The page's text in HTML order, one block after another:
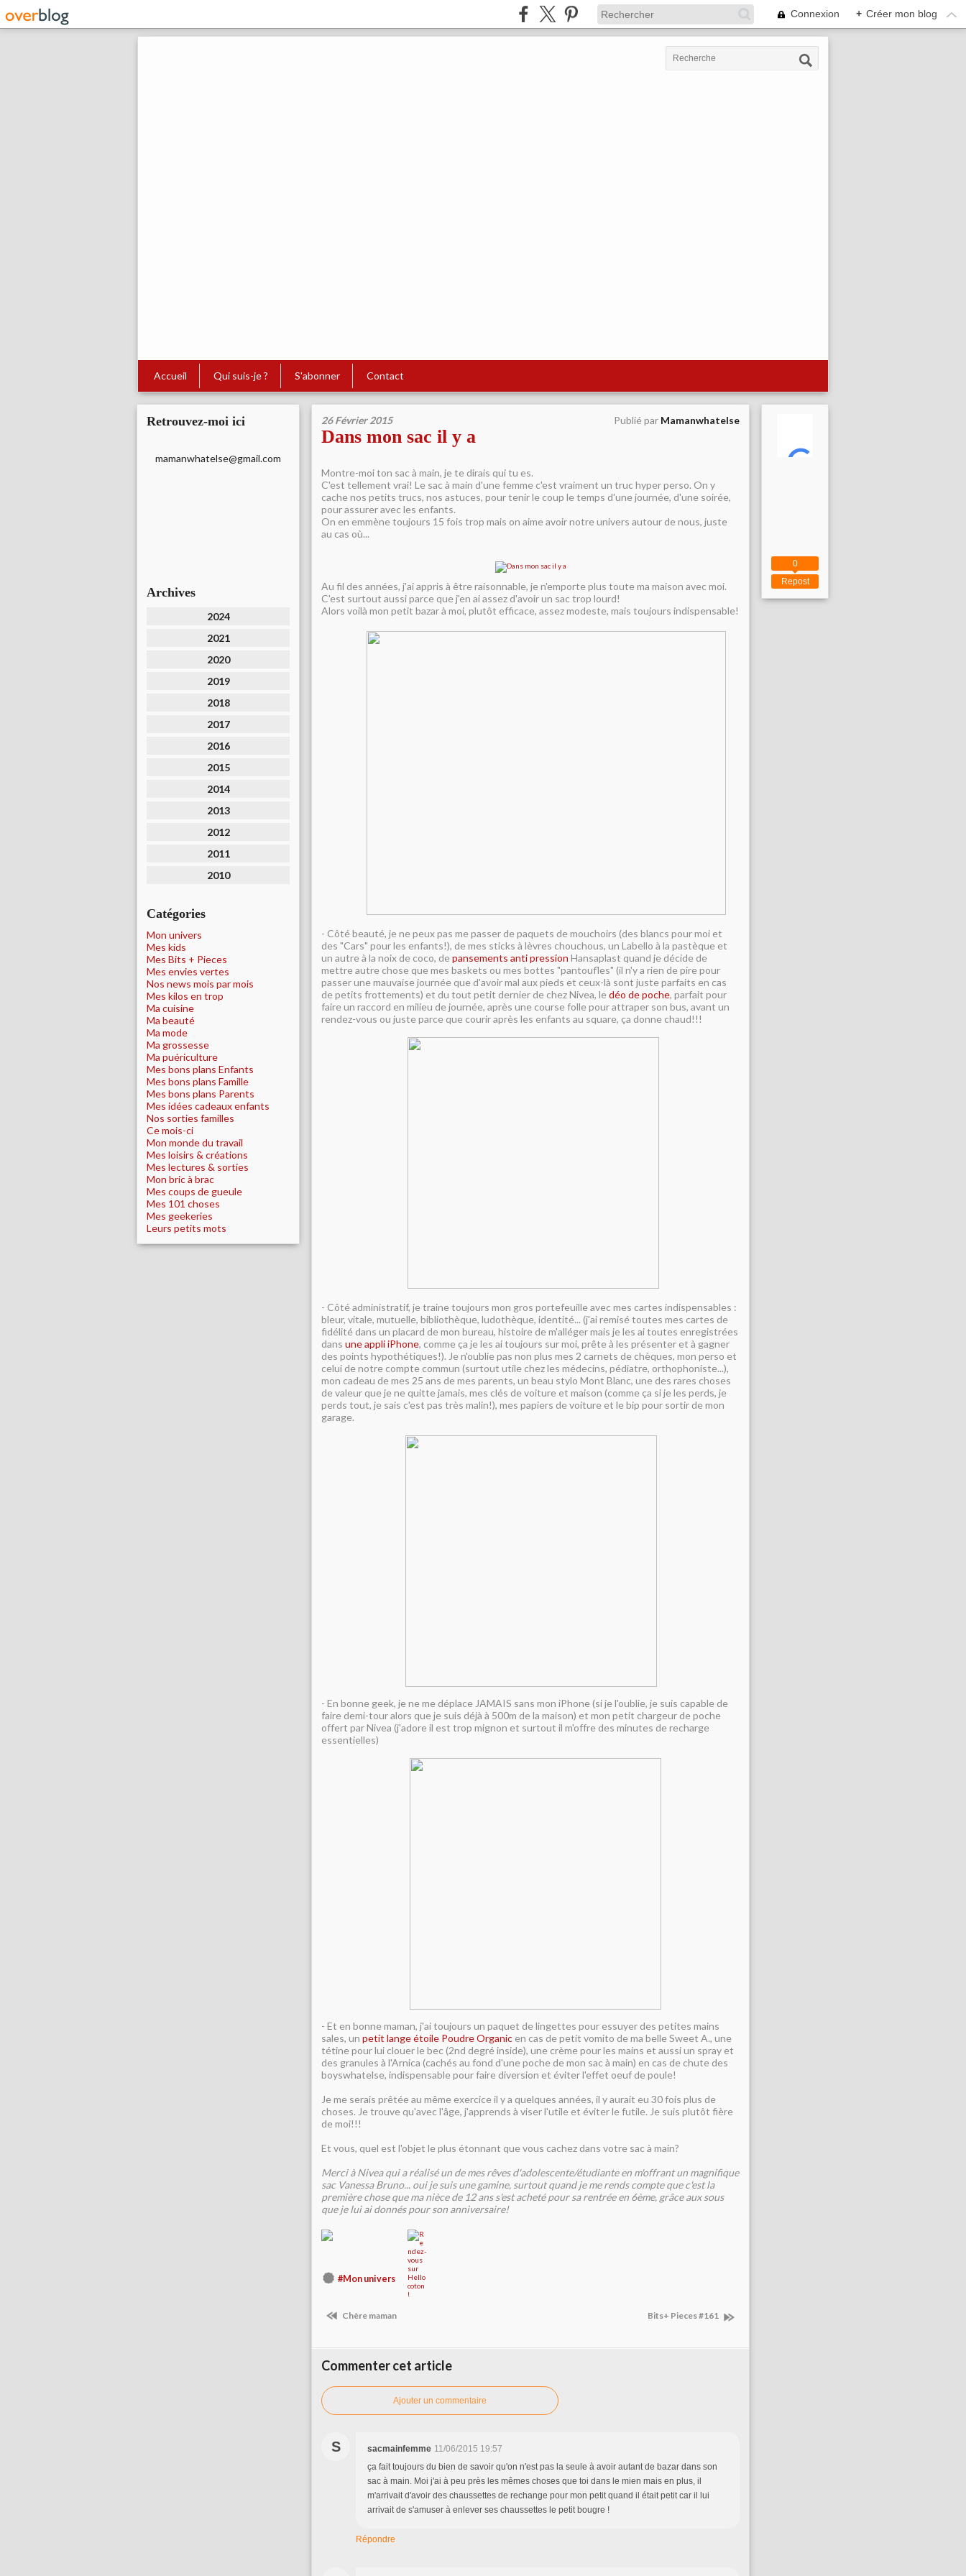
Connexion + Créer mon blog
Accueil Qui suis-je ? S'abonner Contact
Retrouvez-moi ici
mamanwhatelse@gmail.com
Archives
2024
2021
2020
2019
2018
2017
2016
2015
2014
2013
2012
2011
2010
Catégories
Mon univers
Mes kids
Mes Bits + Pieces
Mes envies vertes
Nos news mois par mois
Mes kilos en trop
Ma cuisine
Ma beauté
Ma mode
Ma grossesse
Ma puériculture
Mes bons plans Enfants
Mes bons plans Famille
Mes bons plans Parents
Mes idées cadeaux enfants
Nos sorties familles
Ce mois-ci
Mon monde du travail
Mes loisirs & créations
Mes lectures & sorties
Mon bric à brac
Mes coups de gueule
Mes 101 choses
Mes geekeries
Leurs petits mots
26 Février 2015 Publié par Mamanwhatelse
Dans mon sac il y a
Montre-moi ton sac à main, je te dirais qui tu es.
C'est tellement vrai! Le sac à main d'une femme c'est vraiment un truc hyper perso. On y
cache nos petits trucs, nos astuces, pour tenir le coup le temps d'une journée, d'une soirée,
pour assurer avec les enfants.
On en emmène toujours 15 fois trop mais on aime avoir notre univers autour de nous, juste
au cas où...
Au fil des années, j'ai appris à être raisonnable, je n'emporte plus toute ma maison avec moi.
C'est surtout aussi parce que j'en ai assez d'avoir un sac trop lourd!
Alors voilà mon petit bazar à moi, plutôt efficace, assez modeste, mais toujours indispensable!
- Côté beauté, je ne peux pas me passer de paquets de mouchoirs (des blancs pour moi et
des "Cars" pour les enfants!), de mes sticks à lèvres chouchous, un Labello à la pastèque et
un autre à la noix de coco, depansements anti pression Hansaplast quand je décide de
mettre autre chose que mes baskets ou mes bottes "pantoufles" (il n'y a rien de pire pour
passer une mauvaise journée que d'avoir mal aux pieds et ceux-là sont juste parfaits en cas
de petits frottements) et du tout petit dernier de chez Nivea, ledéo de poche, parfait pour
faire un raccord en milieu de journée, après une course folle pour attraper son bus, avant un
rendez-vous ou juste parce que courir après les enfants au square, ça donne chaud!!!
- Côté administratif, je traine toujours mon gros portefeuille avec mes cartes indispensables :
bleur, vitale, mutuelle, bibliothèque, ludothèque, identité... (j'ai remisé toutes mes cartes de
fidélité dans un placard de mon bureau, histoire de m'alléger mais je les ai toutes enregistrées
dans une appli iPhone, comme ça je les ai toujours sur moi, prête à les présenter et à gagner
des points hypothétiques!). Je n'oublie pas non plus mes 2 carnets de chèques, mon perso et
celui de notre compte commun (surtout utile chez les médecins, pédiatre, orthophoniste...),
mon cadeau de mes 25 ans de mes parents, un beau stylo Mont Blanc, une des rares choses
de valeur que je ne quitte jamais, mes clés de voiture et maison (comme ça si je les perds, je
perds tout, je sais c'est pas très malin!), mes papiers de voiture et le bip pour sortir de mon
garage.
- En bonne geek, je ne me déplace JAMAIS sans mon iPhone (si je l'oublie, je suis capable de
faire demi-tour alors que je suis déjà à 500m de la maison) et mon petit chargeur de poche
offert par Nivea (j'adore il est trop mignon et surtout il m'offre des minutes de recharge
essentielles)
- Et en bonne maman, j'ai toujours un paquet de lingettes pour essuyer des petites mains
sales, un petit lange étoile Poudre Organic en cas de petit vomito de ma belle Sweet A., une
tétine pour lui clouer le bec (2nd degré inside), une crème pour les mains et aussi un spray et
des granules à l'Arnica (cachés au fond d'une poche de mon sac à main) en cas de chute des
boyswhatelse, indispensable pour faire diversion et éviter l'effet oeuf de poule!
Je me serais prêtée au même exercice il y a quelques années, il y aurait eu 30 fois plus de
choses. Je trouve qu'avec l'âge, j'apprends à viser l'utile et éviter le futile. Je suis plutôt fière
de moi!!!
Et vous, quel est l'objet le plus étonnant que vous cachez dans votre sac à main?
Merci à Nivea qui a réalisé un de mes rêves d'adolescente/étudiante en m'offrant un magnifique
sac Vanessa Bruno... oui je suis une gamine, surtout quand je me rends compte que c'est la
première chose que ma nièce de 12 ans s'est acheté pour sa rentrée en 6ème, grâce aux sous
que je lui ai donnés pour son anniversaire!
#Mon univers
Chère maman Bits+ Pieces #161
Commenter cet article
Ajouter un commentaire
S sacmainfemme 11/06/2015 19:57
ça fait toujours du bien de savoir qu'on n'est pas la seule à avoir autant de bazar dans son
sac à main. Moi j'ai à peu près les mêmes choses que toi dans le mien mais en plus, il
m'arrivait d'avoir des chaussettes de rechange pour mon petit quand il était petit car il lui
arrivait de s'amuser à enlever ses chaussettes le petit bougre !
Répondre
Repost
0